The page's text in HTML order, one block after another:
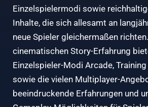
Einzelspielermodi sowie
Inhalte, die sich allesamt an
neue Spieler gleichermaßen
cinematischen Story-Erfahrung
Einzelspieler-Modi Arcade,
sowie die vielen Multiplayer-
beeindruckende Erfahrungen und